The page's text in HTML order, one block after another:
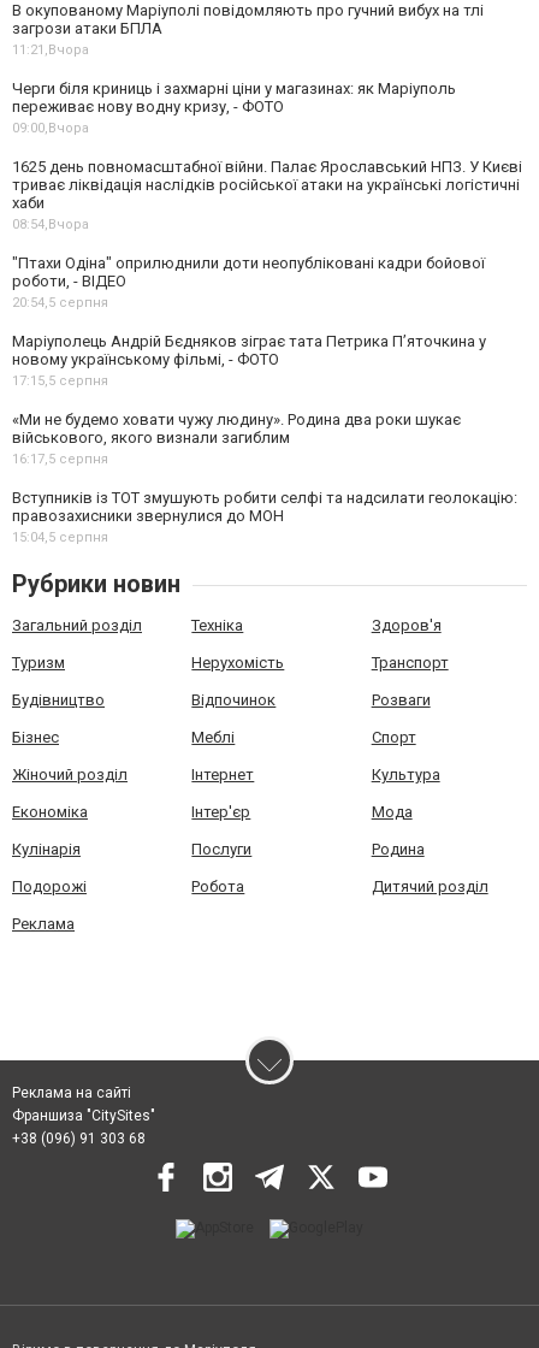
В окупованому Маріуполі повідомляють про гучний вибух на тлі
загрози атаки БПЛА
11:21,Вчора
Черги біля криниць і захмарні ціни у магазинах: як Маріуполь
переживає нову водну кризу, - ФОТО
09:00,Вчора
1625 день повномасштабної війни. Палає Ярославський НПЗ. У Києві
триває ліквідація наслідків російської атаки на українські логістичні
хаби
08:54,Вчора
"Птахи Одіна" оприлюднили доти неопубліковані кадри бойової
роботи, - ВІДЕО
20:54,5 серпня
Маріуполець Андрій Бєдняков зіграє тата Петрика П’яточкина у
новому українському фільмі, - ФОТО
17:15,5 серпня
«Ми не будемо ховати чужу людину». Родина два роки шукає
військового, якого визнали загиблим
16:17,5 серпня
Вступників із ТОТ змушують робити селфі та надсилати геолокацію:
правозахисники звернулися до МОН
15:04,5 серпня
Рубрики новин
Загальний розділ Техніка Здоров'я
Туризм Нерухомість Транспорт
Будівництво Відпочинок Розваги
Бізнес Меблі Спорт
Жіночий розділ Інтернет Культура
Економіка Інтер'єр Мода
Кулінарія Послуги Родина
Подорожі Робота Дитячий розділ
Реклама
Реклама на сайті
Франшиза "CitySites"
+38 (096) 91 303 68